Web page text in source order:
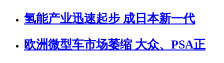
氢能产业迅速起步 成日本新一代
欧洲微型车市场萎缩 大众、PSA正